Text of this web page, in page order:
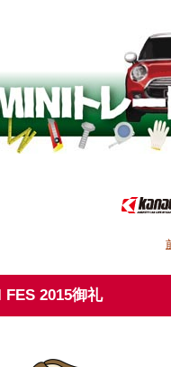
2015御礼